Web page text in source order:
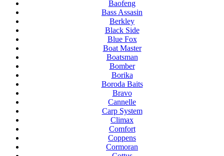
Baofeng
Bass Assasin
Berkley
Black Side
Blue Fox
Boat Master
Boatsman
Bomber
Borika
Boroda Baits
Bravo
Cannelle
Carp System
Climax
Comfort
Coppens
Cormoran